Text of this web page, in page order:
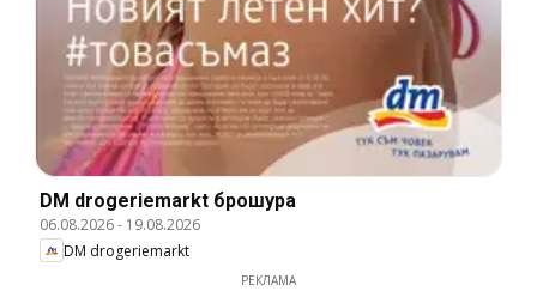
DM drogeriemarkt брошура
06.08.2026- 19.08.2026
DM drogeriemarkt
РЕКЛАМА